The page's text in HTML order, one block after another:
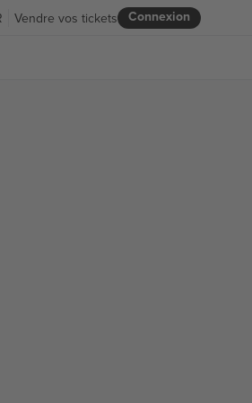
Connexion
Vendre vos tickets